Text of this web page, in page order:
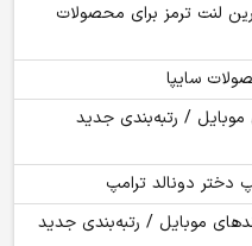
لنت ترمز برای محصولات
سایپا
موبایل / رتبه‌بندی جدید
دختر دونالد ترامپ
موبایل / رتبه‌بندی جدید